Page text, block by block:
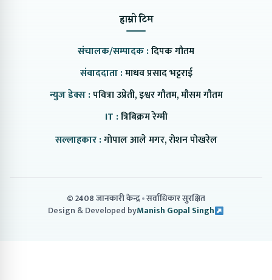
हाम्रो टिम
संचालक/सम्पादक :दिपक गौतम
संवाददाता :माधव प्रसाद भट्टराई
न्युज डेक्स :पवित्रा उप्रेती, इश्वर गौतम, मौसम गौतम
IT :त्रिबिक्रम रेग्मी
सल्लाहकार :गोपाल आले मगर, रोशन पोखरेल
© 2408 जानकारी केन्द्र सर्वाधिकार सुरक्षित
Design & Developed byManish Gopal Singh